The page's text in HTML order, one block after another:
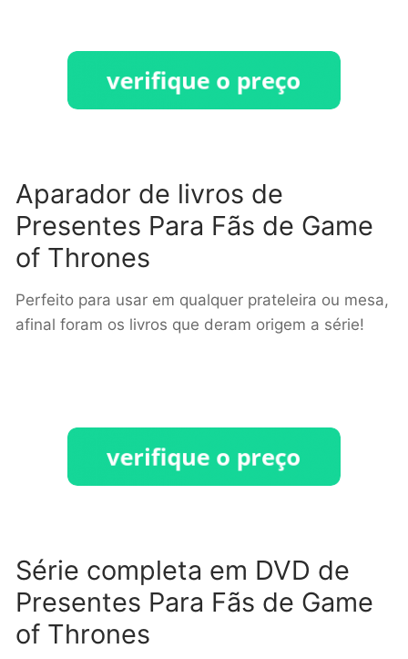
Aparador de livros de
Presentes Para Fãs de Game
of Thrones
Perfeito para usar em qualquer prateleira ou mesa,
afinal foram os livros que deram origem a série!
Série completa em DVD de
Presentes Para Fãs de Game
of Thrones